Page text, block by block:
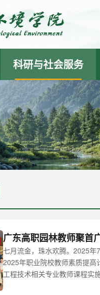
科研与社会服务
广东高职园林教师聚首
七月流金，珠水欢腾。2025年
2025年职业院校教师素质提
工程技术相关专业教师课程实